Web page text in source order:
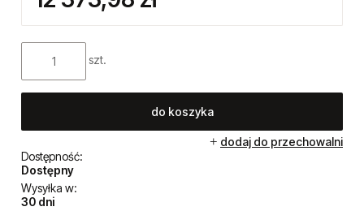
szt.
do koszyka
dodaj do przechowalni
Dostępność:
Dostępny
Wysyłka w:
30 dni